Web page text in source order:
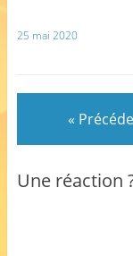
25 mai 2020
«
Une réaction